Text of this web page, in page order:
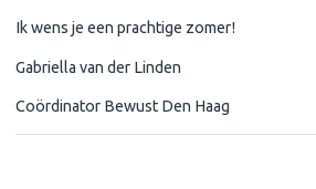
Ik wens je een prachtige zomer!
Gabriella van der Linden
Coördinator Bewust Den Haag